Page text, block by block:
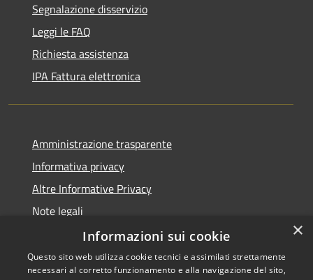
Segnalazione disservizio
Leggi le FAQ
Richiesta assistenza
IPA Fattura elettronica
Amministrazione trasparente
Informativa privacy
Altre Informative Privacy
Note legali
Dichiarazione di accessibilità
×
Informazioni sui cookie
Questo sito web utilizza cookie tecnici e assimilati strettamente
necessari al corretto funzionamento e alla navigazione del sito,